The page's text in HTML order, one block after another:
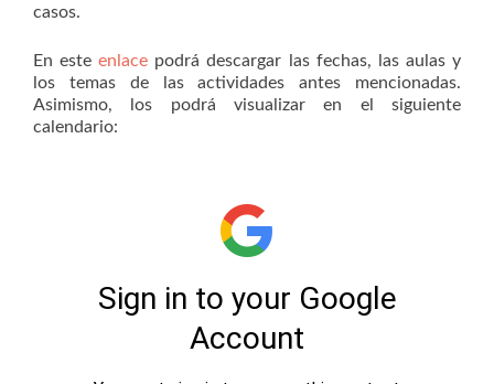
casos.
En este enlace podrá descargar las fechas, las aulas y
los temas de las actividades antes mencionadas.
Asimismo, los podrá visualizar en el siguiente
calendario: